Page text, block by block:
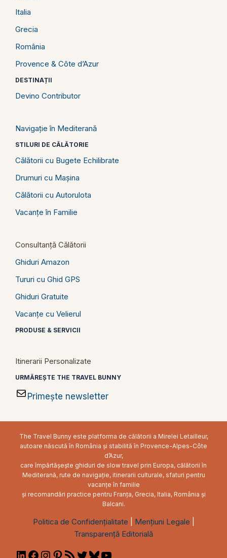
Italia
Grecia
România
Provence & Côte d’Azur
DESTINAȚII
Devino Contributor
Navigație în Mediterană
STILURI DE CĂLĂTORIE
Călătorii cu Bugete Echilibrate
Drumuri cu Mașina
Călătorii cu Autorulota
Vacanțe în Familie
Consultanță Călătorii
Ghiduri Amazon
Tururi cu Ghid GPS
Ghiduri Gratuite
Vacanțe cu Velierul
PRODUSE & SERVICII
Itinerarii Personalizate
URMĂREȘTE THE TRAVEL BUNNY
Primește newsletter
The Travel Bunny este platforma de călătorii a Mirelei Letailleur,
autoare născută în România și stabilită în Provence-Alpes-Côte
d’Azur,
care împărtășește ghiduri de slow travel prin Europa, călătorii în
Mediterană, rute de navigație, itinerarii culturale, sfaturi pentru
vacanțe în familie
și recomandări practice pentru Franța, Grecia, Italia, România și
Balcani.
Politica de Confidențialitate Mențiuni Legale
Transparență Editorială
LinkedIn
Facebook
Instagram
Pinterest
RSSTwitterBluesky